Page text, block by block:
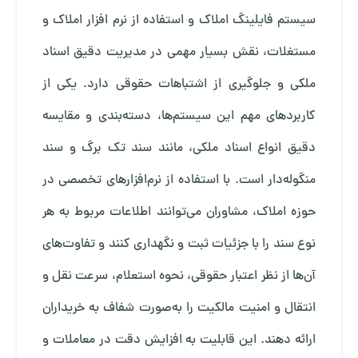
سیستم فایلینگ املاک و استفاده از نرم افزار املاک و
مستغلات، نقش بسیار مهمی در مدیریت دقیق اسناد
ملکی و جلوگیری از اشتباهات حقوقی دارد. یکی از
کاربردهای مهم این سیستم‌ها، دسته‌بندی و مقایسه
دقیق انواع اسناد ملکی، مانند سند تک برگ و سند
منگوله‌دار است. با استفاده از نرم‌افزارهای تخصصی در
حوزه املاک، مشاوران می‌توانند اطلاعات مربوط به هر
نوع سند را با جزئیات ثبت و نگهداری کنند و تفاوت‌های
آن‌ها از نظر اعتبار حقوقی، نحوه استعلام، سرعت نقل و
انتقال و امنیت مالکیت را به‌صورت شفاف به خریداران
ارائه دهند. این قابلیت به افزایش دقت در معاملات و